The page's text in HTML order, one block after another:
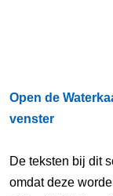
Open de
venster
De teksten bij dit
omdat deze